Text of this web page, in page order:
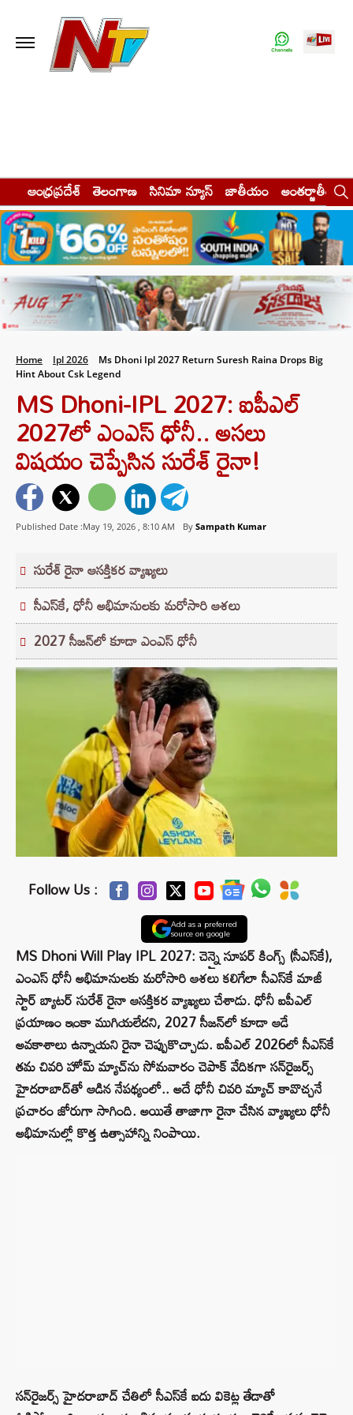
ఆంధ్రప్రదేశ్ తెలంగాణ సినిమా న్యూస్ జాతీయం అంతర్జాతీయం
Home Ipl 2026
Ms Dhoni Ipl 2027 Return Suresh Raina Drops Big
Hint About Csk Legend
MS Dhoni-IPL 2027: ఐపీఎల్
2027లో ఎంఎస్ ధోనీ.. అసలు
విషయం చెప్పేసిన సురేశ్ రైనా!
Published Date :May 19, 2026 , 8:10 AM By Sampath Kumar
సురేశ్ రైనా ఆసక్తికర వ్యాఖ్యలు
సీఎస్‌కే, ధోనీ అభిమానులకు మరోసారి ఆశలు
2027 సీజన్‌లో కూడా ఎంఎస్ ధోనీ
Follow Us :
Add as a preferred
source on google
MS Dhoni Will Play IPL 2027: చెన్నై సూపర్ కింగ్స్‌ (సీఎస్‌కే),
ఎంఎస్ ధోనీ అభిమానులకు మరోసారి ఆశలు కలిగేలా సీఎస్‌కే మాజీ
స్టార్ బ్యాటర్ సురేశ్ రైనా ఆసక్తికర వ్యాఖ్యలు చేశాడు. ధోనీ ఐపీఎల్
ప్రయాణం ఇంకా ముగియలేదని, 2027 సీజన్‌లో కూడా ఆడే
అవకాశాలు ఉన్నాయని రైనా చెప్పుకొచ్చాడు. ఐపీఎల్ 2026లో సీఎస్‌కే
తమ చివరి హోమ్ మ్యాచ్‌ను సోమవారం చెపాక్ వేదికగా సన్‌రైజర్స్
హైదరాబాద్‌తో ఆడిన నేపథ్యంలో.. అదే ధోనీ చివరి మ్యాచ్ కావొచ్చనే
ప్రచారం జోరుగా సాగింది. అయితే తాజాగా రైనా చేసిన వ్యాఖ్యలు ధోనీ
అభిమానుల్లో కొత్త ఉత్సాహాన్ని నింపాయి.
సన్‌రైజర్స్ హైదరాబాద్ చేతిలో సీఎస్‌కే ఐదు వికెట్ల తేడాతో